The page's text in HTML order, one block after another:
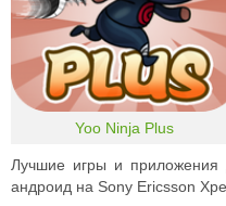
Yoo Ninja Plus
Лучшие игры и
андроид на Sony Ericsson